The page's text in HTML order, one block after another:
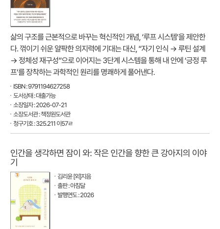
삶의 구조를 근본적으로 바꾸는 혁신적인 개념, ‘루프 시스템’을 제안한
다. 꺾이기 쉬운 얄팍한 의지력에 기대는 대신, “자기 인식 → 루틴 설계
→ 정체성 재구성”으로 이어지는 3단계 시스템을 통해 내 안에 ‘긍정 루
프’를 장착하는 과학적인 원리를 명쾌하게 풀어낸다.
ISBN : 9791194627258
도서상태 : 대출가능
소장일자 : 2026-07-21
소장도서관 : 책정원도서관
청구기호 : 325.211 이57ㄹ
인간을 생각하면 잠이 와: 작은 인간을 향한 큰 강아지의 이야
기
김리윤 [외]지음
출판 : 아침달
발행연도 : 2026